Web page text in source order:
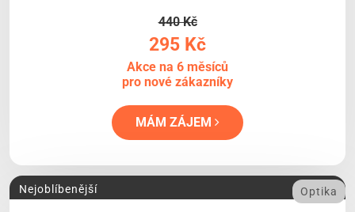
440 Kč
295 Kč
Akce na 6 měsíců
pro nové zákazníky
MÁM ZÁJEM
Nejoblíbenější Optika